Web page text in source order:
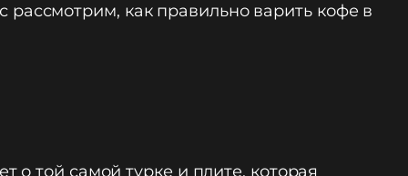
рассмотрим, как правильно варить кофе в
той самой турке и плите, которая